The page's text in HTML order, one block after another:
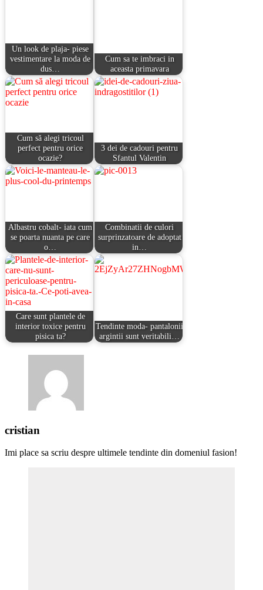
Un look de plaja- piese
vestimentare la moda de
dus…
Cum sa te imbraci in
aceasta primavara
Cum să alegi tricoul
perfect pentru orice
ocazie?
3 dei de cadouri pentru
Sfantul Valentin
Albastru cobalt- iata cum
se poarta nuanta pe care
o…
Combinatii de culori
surprinzatoare de adoptat
in…
Care sunt plantele de
interior toxice pentru
pisica ta?
Tendinte moda- pantalonii
argintii sunt veritabili…
cristian
Imi place sa scriu despre ultimele tendinte din domeniul fasion!